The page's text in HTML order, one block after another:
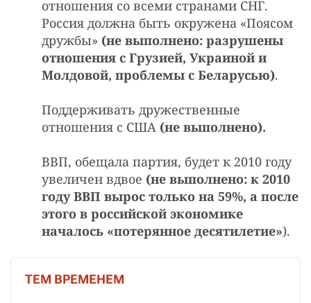
отношения со всеми странами СНГ.
Россия должна быть окружена «Поясом
дружбы» (не выполнено: разрушены
отношения с Грузией, Украиной и
Молдовой, проблемы с Беларусью).
Поддерживать дружественные
отношения с США (не выполнено).
ВВП, обещала партия, будет к 2010 году
увеличен вдвое (не выполнено: к 2010
году ВВП вырос только на 59%, а после
этого в российской экономике
началось «потерянное десятилетие»).
ТЕМ ВРЕМЕНЕМ